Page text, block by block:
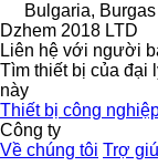
Bulgaria, Burgas
Dzhem 2018 LTD
Liên hệ với người
Tìm thiết bị của đại
này
Thiết bị công
Công ty
Về chúng tôi Trợ